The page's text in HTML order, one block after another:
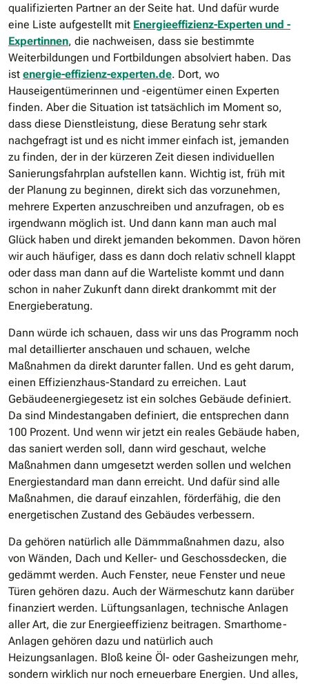
qualifizierten Partner an der Seite hat. Und dafür wurde
eine Liste aufgestellt mit Energieeffizienz-Experten und -
Expertinnen, die nachweisen, dass sie bestimmte
Weiterbildungen und Fortbildungen absolviert haben. Das
ist energie-effizienz-experten.de. Dort, wo
Hauseigentümerinnen und -eigentümer einen Experten
finden. Aber die Situation ist tatsächlich im Moment so,
dass diese Dienstleistung, diese Beratung sehr stark
nachgefragt ist und es nicht immer einfach ist, jemanden
zu finden, der in der kürzeren Zeit diesen individuellen
Sanierungsfahrplan aufstellen kann. Wichtig ist, früh mit
der Planung zu beginnen, direkt sich das vorzunehmen,
mehrere Experten anzuschreiben und anzufragen, ob es
irgendwann möglich ist. Und dann kann man auch mal
Glück haben und direkt jemanden bekommen. Davon hören
wir auch häufiger, dass es dann doch relativ schnell klappt
oder dass man dann auf die Warteliste kommt und dann
schon in naher Zukunft dann direkt drankommt mit der
Energieberatung.
Dann würde ich schauen, dass wir uns das Programm noch
mal detaillierter anschauen und schauen, welche
Maßnahmen da direkt darunter fallen. Und es geht darum,
einen Effizienzhaus-Standard zu erreichen. Laut
Gebäudeenergiegesetz ist ein solches Gebäude definiert.
Da sind Mindestangaben definiert, die entsprechen dann
100 Prozent. Und wenn wir jetzt ein reales Gebäude haben,
das saniert werden soll, dann wird geschaut, welche
Maßnahmen dann umgesetzt werden sollen und welchen
Energiestandard man dann erreicht. Und dafür sind alle
Maßnahmen, die darauf einzahlen, förderfähig, die den
energetischen Zustand des Gebäudes verbessern.
Da gehören natürlich alle Dämmmaßnahmen dazu, also
von Wänden, Dach und Keller- und Geschossdecken, die
gedämmt werden. Auch Fenster, neue Fenster und neue
Türen gehören dazu. Auch der Wärmeschutz kann darüber
finanziert werden. Lüftungsanlagen, technische Anlagen
aller Art, die zur Energieeffizienz beitragen. Smarthome-
Anlagen gehören dazu und natürlich auch
Heizungsanlagen. Bloß keine Öl- oder Gasheizungen mehr,
sondern wirklich nur noch erneuerbare Energien. Und alles,